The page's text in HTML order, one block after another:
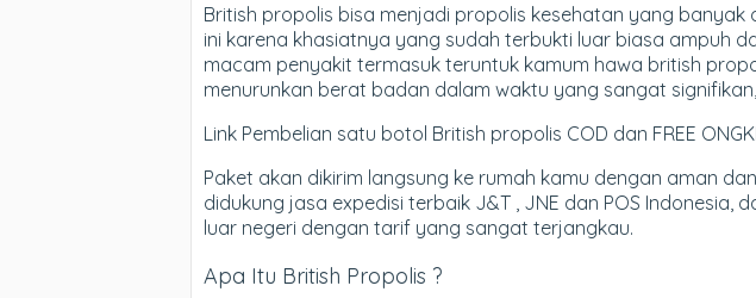
British propolis bisa menjadi propolis kesehatan yang banyak
ini karena khasiatnya yang sudah terbukti luar biasa ampuh
macam penyakit termasuk teruntuk kamum hawa british
menurunkan berat badan dalam waktu yang sangat signifikan,
Link Pembelian satu botol British propolis COD dan FREE
Paket akan dikirim langsung ke rumah kamu dengan aman
didukung jasa expedisi terbaik J&T , JNE dan POS Indonesia,
luar negeri dengan tarif yang sangat terjangkau.
Apa Itu British Propolis ?